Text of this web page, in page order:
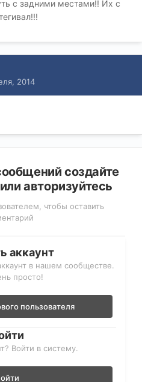
с задними местами!! Их с
2014
создайте
авторизуйтесь
чтобы оставить
аккаунт
в нашем сообществе.
просто!
пользователя
Войти в систему.